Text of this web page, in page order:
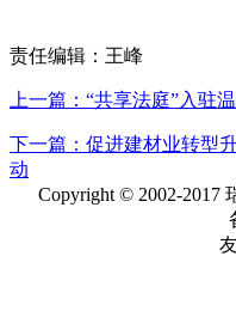
责任编辑：王峰
上一篇：“共享法庭”入驻
下一篇：促进建材业转型
动
Copyright © 2002-2017